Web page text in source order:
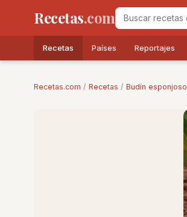
Recetas.com
Recetas Países Reportajes
Recetas.com / Recetas / Budín esponjoso